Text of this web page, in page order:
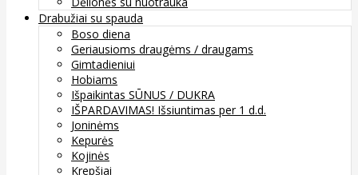
Drabužiai su spauda
Boso diena
Geriausioms draugėms / draugams
Gimtadieniui
Hobiams
Išpaikintas SŪNUS / DUKRA
IŠPARDAVIMAS! Išsiuntimas per 1 d.d.
Joninėms
Kepurės
Kojinės
Krepšiai